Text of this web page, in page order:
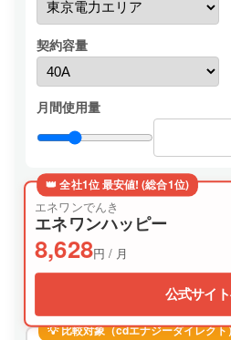
契約容量
月間使用量
👑 全社1位 最安値! (総合1位)
エネワンでんき
エネワンハッピー
8,628円 / 月
公式サイ
💡 比較対象（cdエナジーダイレク